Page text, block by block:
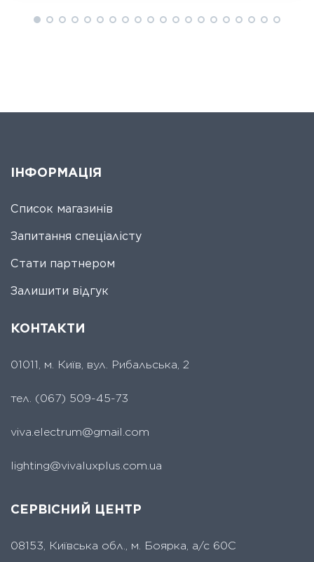
ІНФОРМАЦІЯ
Список магазинів
Запитання спеціалісту
Стати партнером
Залишити відгук
КОНТАКТИ
01011, м. Київ, вул. Рибальська, 2
тел. (067) 509-45-73
viva.electrum@gmail.com
lighting@vivaluxplus.com.ua
СЕРВІСНИЙ ЦЕНТР
08153, Київська обл., м. Боярка, а/с 60С